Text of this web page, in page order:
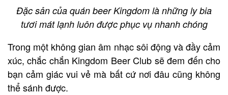
Đặc sản của quán beer Kingdom là những ly bia
tươi mát lạnh luôn được phục vụ nhanh chóng
Trong một không gian âm nhạc sôi động và đầy cảm
xúc, chắc chắn Kingdom Beer Club sẽ đem đến cho
bạn cảm giác vui vẻ mà bất cứ nơi đâu cũng không
thể sánh được.